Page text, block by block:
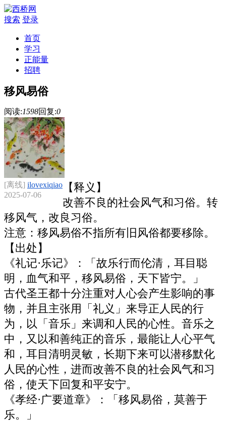
搜索 登录
首页
学习
正能量
招聘
移风易俗
阅读:1598回复:0
[离线] ilovexiqiao
2025-07-06
【释义】
改善不良的社会风气和习俗。转
移风气，改良习俗。
注意：移风易俗不指所有旧风俗都要移除。
【出处】
《礼记·乐记》：「故乐行而伦清，耳目聪
明，血气和平，移风易俗，天下皆宁。」
古代圣王都十分注重对人心会产生影响的事
物，并且主张用「礼义」来导正人民的行
为，以「音乐」来调和人民的心性。音乐之
中，又以和善纯正的音乐，最能让人心平气
和，耳目清明灵敏，长期下来可以潜移默化
人民的心性，进而改善不良的社会风气和习
俗，使天下回复和平安宁。
《孝经·广要道章》：「移风易俗，莫善于
乐。」